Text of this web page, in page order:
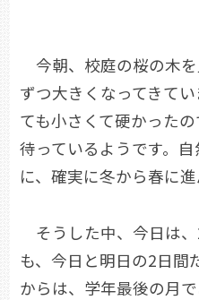
今朝、校庭の桜の木
ずつ大きくなってきて
ても小さくて硬かった
待っているようです。
に、確実に冬から春に進
そうした中、今日は
も、今日と明日の2日間
からは、学年最後の月